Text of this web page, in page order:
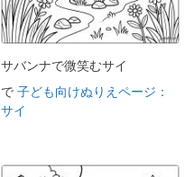
サバンナで微笑むサイ
で 子ども向けぬりえページ：
サイ